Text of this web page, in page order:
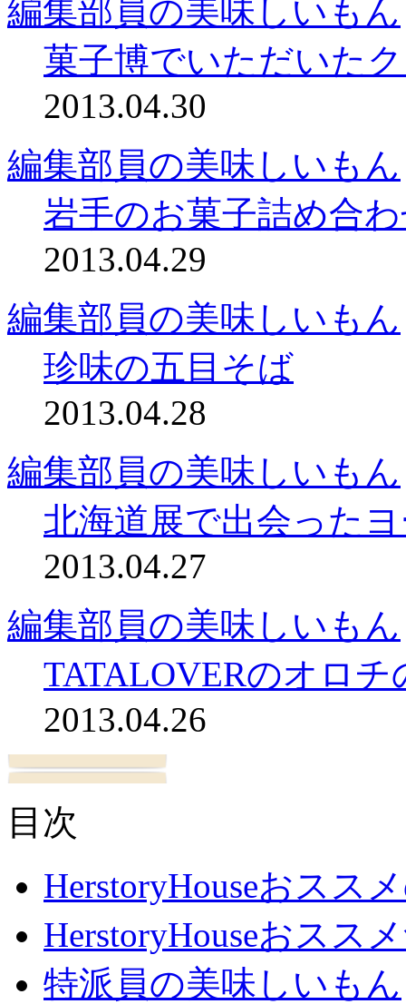
編集部員の美味しいもん
菓子博でいただいた
2013.04.30
編集部員の美味しいもん
岩手のお菓子詰め合
2013.04.29
編集部員の美味しいもん
珍味の五目そば
2013.04.28
編集部員の美味しいもん
北海道展で出会った
2013.04.27
編集部員の美味しいもん
TATALOVERのオロ
2013.04.26
目次
HerstoryHouseおスス
HerstoryHouseおスス
特派員の美味しいもん